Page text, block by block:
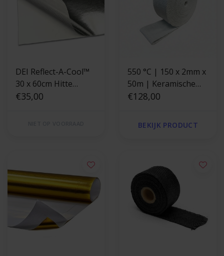
DEI Reflect-A-Cool™
30 x 60cm Hitte
reflecterende folie
€35,00
550 °C | 150 x 2mm x
50m | Keramische
uitlaatband -
€128,00
BEKIJK PRODUCT